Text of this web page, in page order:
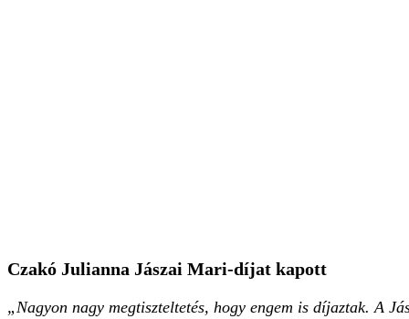
Czakó Julianna Jászai Mari-díjat kapott
„Nagyon nagy megtiszteltetés, hogy engem is díjaztak. A